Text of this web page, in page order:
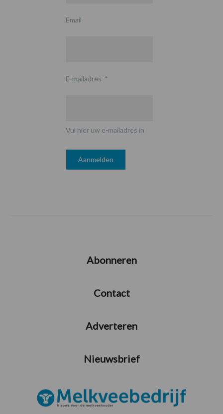
Email
E-mailadres *
Vul hier uw e-mailadres in
Abonneren
Contact
Adverteren
Nieuwsbrief